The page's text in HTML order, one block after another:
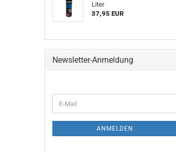
Liter
37,95 EUR
Newsletter-Anmeldung
ZUR
E-
Mail
ANMELDEN